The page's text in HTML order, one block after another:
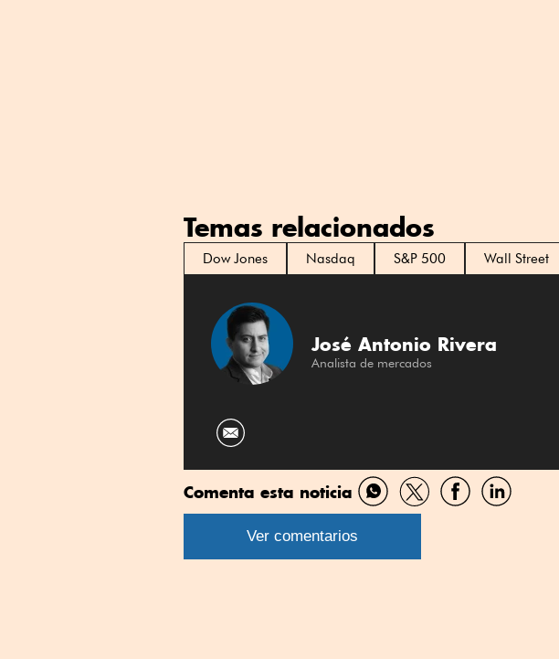
Temas relacionados
Dow Jones Nasdaq S&P 500 Wall Street
José Antonio Rivera
Analista de mercados
Comenta esta noticia
Compartir
por
Compartir
por
CompartirCompartir
Ver comentarios